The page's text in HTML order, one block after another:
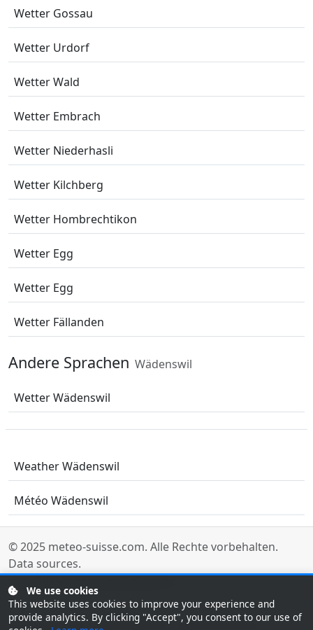
Wetter Gossau
Wetter Urdorf
Wetter Wald
Wetter Embrach
Wetter Niederhasli
Wetter Kilchberg
Wetter Hombrechtikon
Wetter Egg
Wetter Egg
Wetter Fällanden
Andere Sprachen Wädenswil
Wetter Wädenswil
Weather Wädenswil
Météo Wädenswil
© 2025 meteo-suisse.com. Alle Rechte vorbehalten.
Data sources.
Last updated: 08/10/2026 08:00 UTC
Tunisie Météo Météo Maroc Météo egypte
We use cookies
This website uses cookies to improve your experience and
provide analytics. By clicking "Accept", you consent to our use of